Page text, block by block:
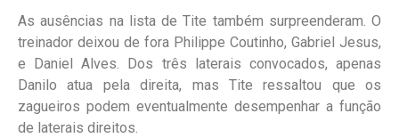
As ausências na lista de Tite também surpreenderam. O
treinador deixou de fora Philippe Coutinho, Gabriel Jesus,
e Daniel Alves. Dos três laterais convocados, apenas
Danilo atua pela direita, mas Tite ressaltou que os
zagueiros podem eventualmente desempenhar a função
de laterais direitos.